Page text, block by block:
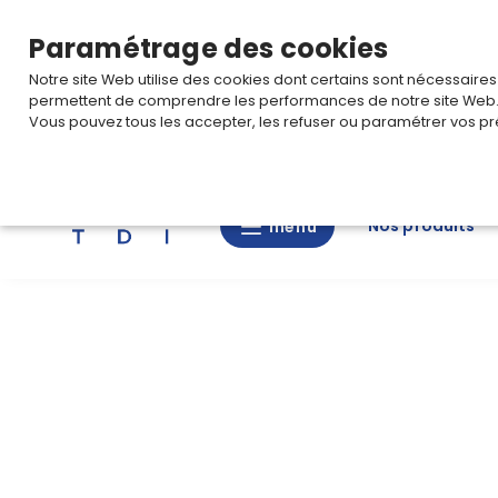
menu
menu Nos produits
Paramétrage des cookies
Notre site Web utilise des cookies dont certains sont
permettent de comprendre les performances de notre site Web.
Vous pouvez tous les accepter, les refuser ou paramétrer vos